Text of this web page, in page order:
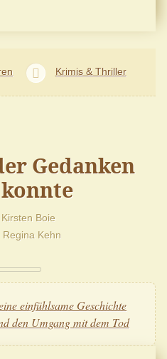
Krimis & Thriller
Gedanken
Kirsten Boie
Regina Kehn
einfühlsame Geschichte
den Umgang mit dem Tod